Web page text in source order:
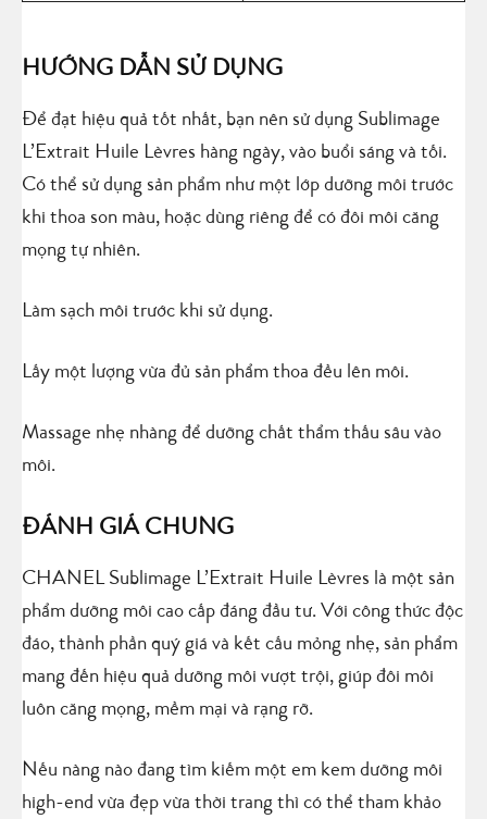
HƯỚNG DẪN SỬ DỤNG
Để đạt hiệu quả tốt nhất, bạn nên sử dụng Sublimage
L’Extrait Huile Lèvres hàng ngày, vào buổi sáng và tối.
Có thể sử dụng sản phẩm như một lớp dưỡng môi trước
khi thoa son màu, hoặc dùng riêng để có đôi môi căng
mọng tự nhiên.
Làm sạch môi trước khi sử dụng.
Lấy một lượng vừa đủ sản phẩm thoa đều lên môi.
Massage nhẹ nhàng để dưỡng chất thẩm thấu sâu vào
môi.
ĐÁNH GIÁ CHUNG
CHANEL Sublimage L’Extrait Huile Lèvres là một sản
phẩm dưỡng môi cao cấp đáng đầu tư. Với công thức độc
đáo, thành phần quý giá và kết cấu mỏng nhẹ, sản phẩm
mang đến hiệu quả dưỡng môi vượt trội, giúp đôi môi
luôn căng mọng, mềm mại và rạng rỡ.
Nếu nàng nào đang tìm kiếm một em kem dưỡng môi
high-end vừa đẹp vừa thời trang thì có thể tham khảo